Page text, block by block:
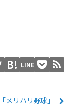
LINE
メリハリ野球」